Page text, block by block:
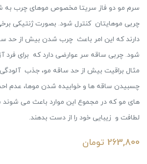
سرم مو دو فاز سریتا مخصوص موهای چرب به
چربی موهایتان کنترل شود. بصورت ژنتیکی
دارند که این امر باعث چرب شدن بیش از حد
شود. چربی ساقه سر عوارضی دارد که برای فرد
مثال براقیت بیش از حد ساقه مو، جذب
چسبیدن ساقه ها و خوابیده شدن موها، عدم
های مو که در مجموع این موارد باعث می
لطافت و زیبایی خود را از دست بدهند.
263,800 تومان